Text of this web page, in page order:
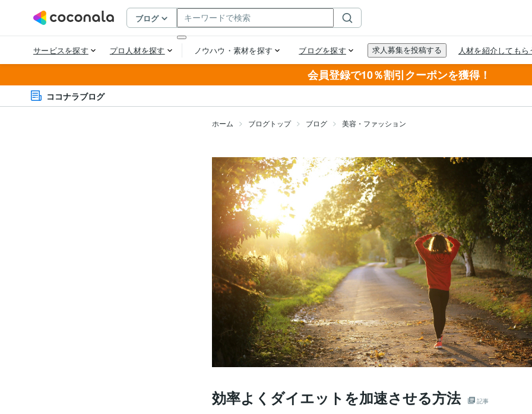
会員登録で10％割引クーポンを獲得！
ココナラブログ
ホーム ブログトップ ブログ 美容・ファッション
効率よくダイエットを加速させる方法 記事